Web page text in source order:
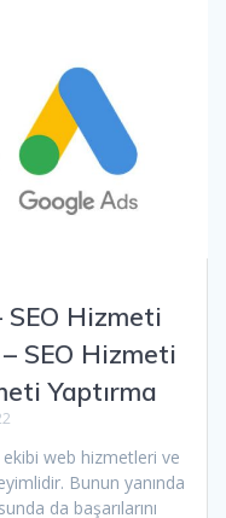
SEO Hizmeti
SEO Hizmeti
Yaptırma
ekibi web hizmetleri ve
Bunun yanında
da başarılarını